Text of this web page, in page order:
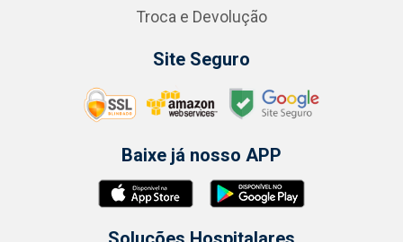
Troca e Devolução
Site Seguro
Baixe já nosso APP